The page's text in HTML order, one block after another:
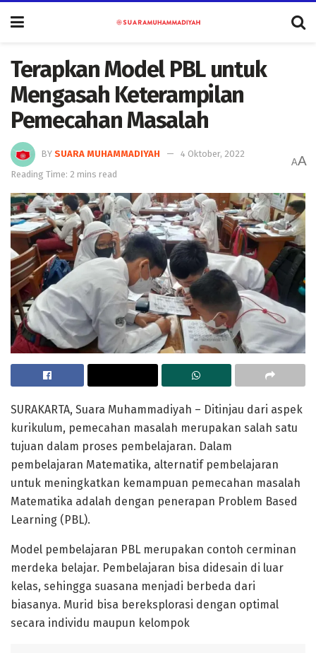
Terapkan Model PBL untuk
Mengasah Keterampilan
Pemecahan Masalah
BY SUARA MUHAMMADIYAH
4 Oktober, 2022
Reading Time: 2 mins read
AA
SURAKARTA, Suara Muhammadiyah – Ditinjau dari aspek
kurikulum, pemecahan masalah merupakan salah satu
tujuan dalam proses pembelajaran. Dalam
pembelajaran Matematika, alternatif pembelajaran
untuk meningkatkan kemampuan pemecahan masalah
Matematika adalah dengan penerapan Problem Based
Learning (PBL).
Model pembelajaran PBL merupakan contoh cerminan
merdeka belajar. Pembelajaran bisa didesain di luar
kelas, sehingga suasana menjadi berbeda dari
biasanya. Murid bisa bereksplorasi dengan optimal
secara individu maupun kelompok